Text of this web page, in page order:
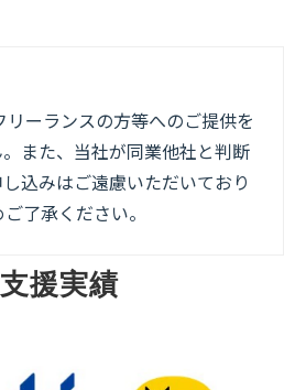
ーランスの方等へのご提供を
また、当社が同業他社と判断
込みはご遠慮いただいており
了承ください。
支援実績